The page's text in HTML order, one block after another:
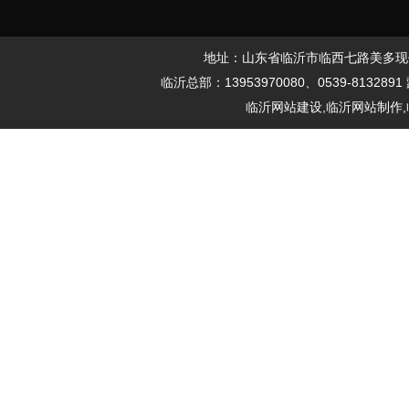
地址：山东省临沂市临西七路美多
临沂总部：13953970080、0539-
临沂网站建设,临沂网站制作